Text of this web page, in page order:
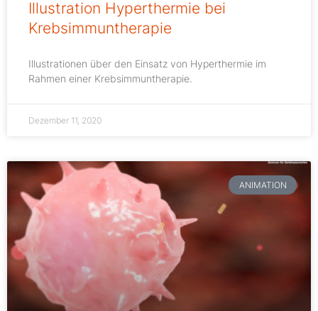
Illustration Hyperthermie bei
Krebsimmuntherapie
Illustrationen über den Einsatz von Hyperthermie im
Rahmen einer Krebsimmuntherapie.
Dezember 11, 2020
ANIMATION